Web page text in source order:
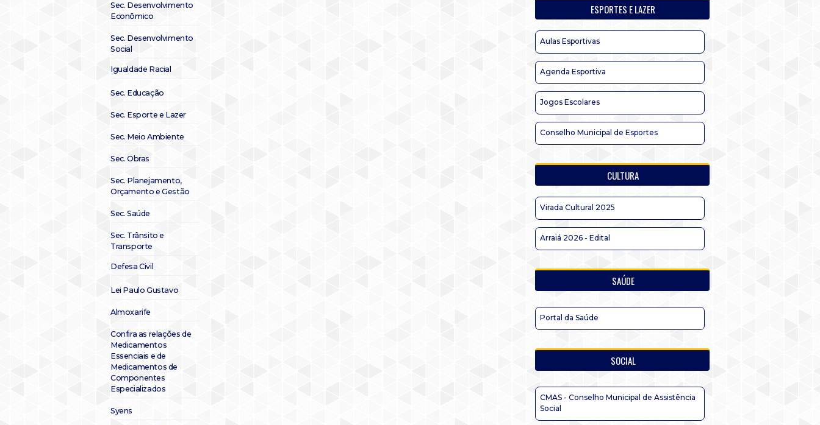
Sec. Desenvolvimento
Econômico
Sec. Desenvolvimento
Social
Igualdade Racial
Sec. Educação
Sec. Esporte e Lazer
Sec. Meio Ambiente
Sec. Obras
Sec. Planejamento,
Orçamento e Gestão
Sec. Saúde
Sec. Trânsito e
Transporte
Defesa Civil
Lei Paulo Gustavo
Almoxarife
Confira as relações de
Medicamentos
Essenciais e de
Medicamentos de
Componentes
Especializados
Syens
ESPORTES E LAZER
Aulas Esportivas
Agenda Esportiva
Jogos Escolares
Conselho Municipal de Esportes
CULTURA
Virada Cultural 2025
Arraiá 2026 - Edital
SAÚDE
Portal da Saúde
SOCIAL
CMAS - Conselho Municipal de Assistência
Social